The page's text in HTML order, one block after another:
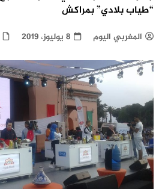
“طياب بلادي” بمراكش
المغربي اليوم 8 يوليوز، 2019